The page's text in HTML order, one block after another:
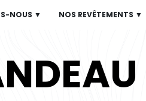
NOUS ▼ NOS REVÊTEMENTS ▼